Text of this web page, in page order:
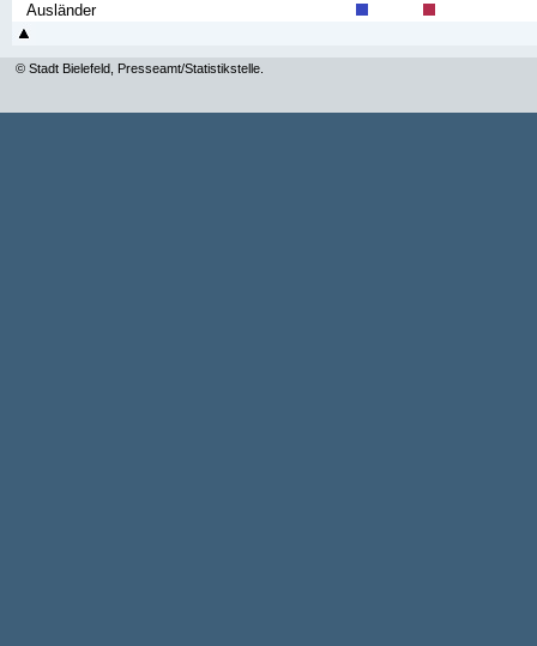
Ausländer
© Stadt Bielefeld, Presseamt/Statistikstelle.